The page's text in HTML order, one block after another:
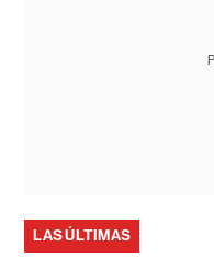
LAS ÚLTIMAS